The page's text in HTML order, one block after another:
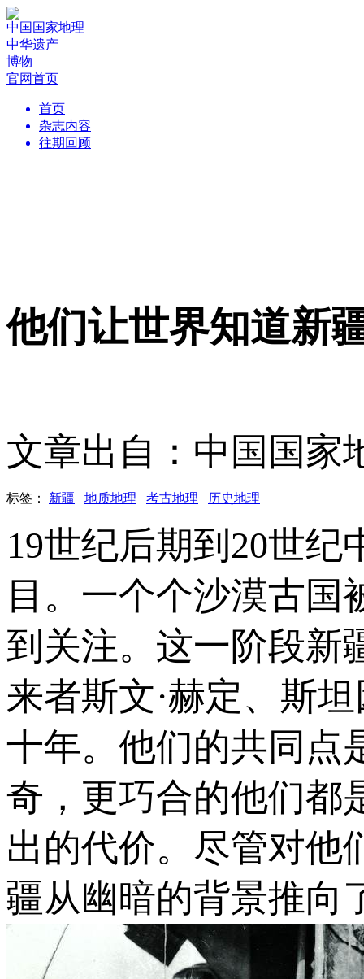
中国国家地理
中华遗产
博物
官网首页
首页
杂志内容
往期回顾
他们让世界知道新
文章出自：中国国家
标签： 新疆 地质地理 考古地理 历史地理
19世纪后期到20世
目。一个个沙漠古国
到关注。这一阶段新
来者斯文·赫定、斯
十年。他们的共同点
奇，更巧合的他们都
出的代价。尽管对他
疆从幽暗的背景推向